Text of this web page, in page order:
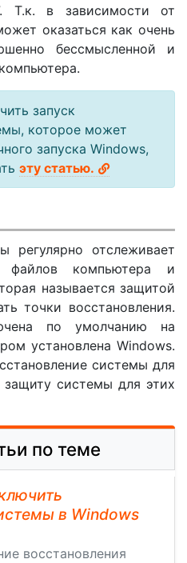
Т.к. в зависимости от
оказаться как очень
бессмысленной и
запуск
которое может
запуска Windows,
эту статью.
регулярно отслеживает
файлов компьютера и
называется защитой
точки восстановления.
по умолчанию на
установлена Windows.
системы для
системы для этих
по теме
в Windows
восстановления